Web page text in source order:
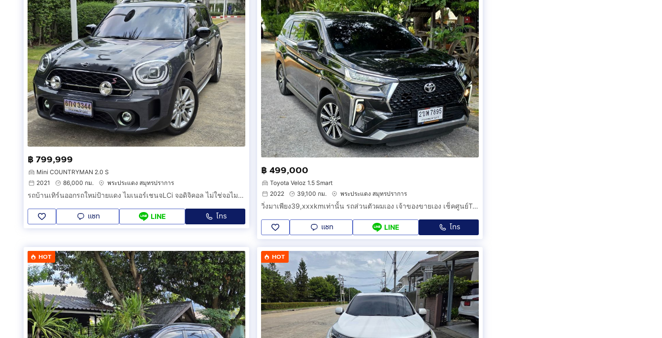
฿ 799,999
Mini COUNTRYMAN 2.0 S
2021
86,000 กม. พระประแดง สมุทรปราการ
รถบ้านเทิร์นออกรถใหม่ป้ายแดง ไมเนอร์เชนจLCi จอดิจิคอล ไม่ใช่จอไมล์เข็มนะครับ
แชท LINE โทร
฿ 499,000
Toyota Veloz 1.5 Smart
2022
39,100 กม. พระประแดง สมุทรปราการ
วิ่งมาเพียง39,xxxkmเท่านั้น รถส่วนตัวผมเอง เจ้าของขายเอง เช็คศูนย์Toyotaตลอดทุกระยะ
แชท LINE โทร
HOT HOT